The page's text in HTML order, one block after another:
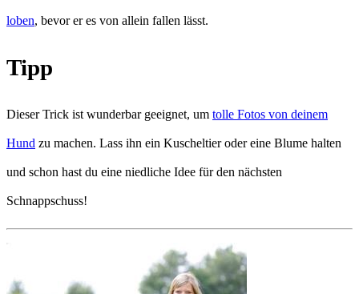
loben, bevor er es von allein fallen lässt.
Tipp
Dieser Trick ist wunderbar geeignet, um tolle Fotos von deinem
Hund zu machen. Lass ihn ein Kuscheltier oder eine Blume halten
und schon hast du eine niedliche Idee für den nächsten
Schnappschuss!